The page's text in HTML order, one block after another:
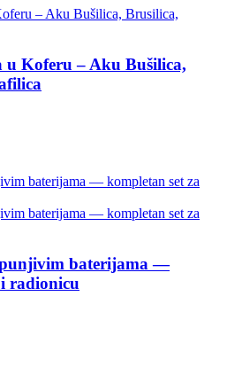
u Koferu – Aku Bušilica,
punjivim baterijama —
radionicu